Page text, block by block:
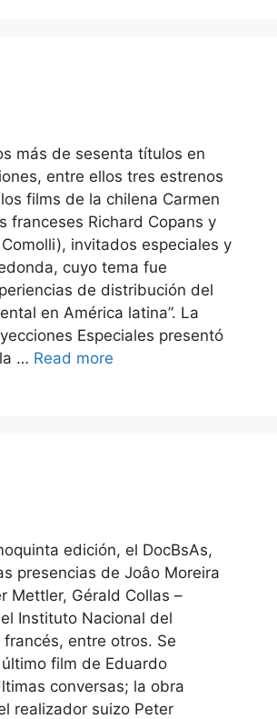
más de sesenta títulos en
entre ellos tres estrenos
films de la chilena Carmen
franceses Richard Copans y
invitados especiales y
cuyo tema fue
de distribución del
en América latina”. La
Especiales presentó
… Read more
edición, el DocBsAs,
presencias de Joâo Moreira
Mettler, Gérald Collas –
Instituto Nacional del
entre otros. Se
film de Eduardo
conversas; la obra
realizador suizo Peter